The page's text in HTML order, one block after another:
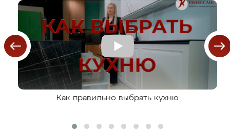
Как правильно выбрать кухню